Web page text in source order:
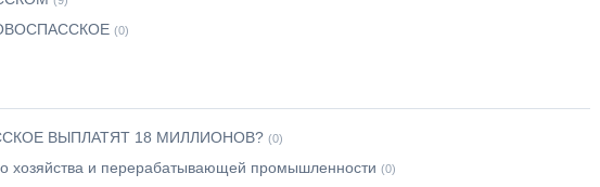
(0)
ВЫПЛАТЯТ 18 МИЛЛИОНОВ? (0)
хозяйства и перерабатывающей промышленности (0)